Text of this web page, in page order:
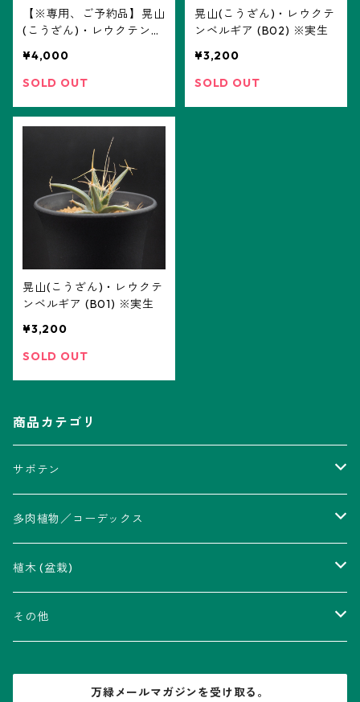
【※専用、ご予約品】晃山
(こうざん)・レウクテンベ
立ち
¥4,000
SOLD OUT
晃山(こうざん)・レウクテ
ンベルギア (B02) ※実生
¥3,200
SOLD OUT
晃山(こうざん)・レウクテ
ンベルギア (B01) ※実生
¥3,200
SOLD OUT
商品カテゴリ
サボテン
アストロフィツム属
瑠璃兜錦、兜丸錦
V-type兜
アリオカルプス属
ウィギンシア属
多肉植物／コーデックス
アカベ属
アロエ属
植木 (盆栽)
ムクロジ科：カエデ属
その他
万緑メールマガジンを受け取る。